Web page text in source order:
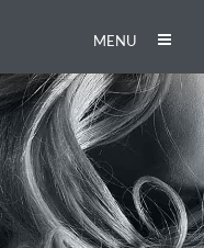
MENU